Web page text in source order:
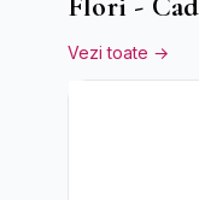
Vezi toate →